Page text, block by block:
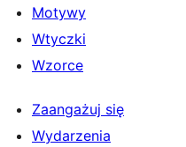
Motywy
Wtyczki
Wzorce
Zaangażuj się
Wydarzenia